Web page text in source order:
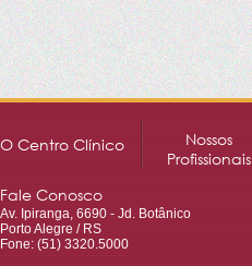
O Centro Clínico
Nossos
Profissionais
Fale Conosco
Av. Ipiranga, 6690 - Jd. Botânico
Porto Alegre / RS
Fone: (51) 3320.5000